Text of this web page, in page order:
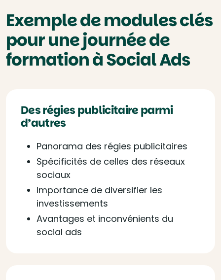
Exemple de modules clés
pour une journée de
formation à Social Ads
Des régies publicitaire parmi
d’autres
Panorama des régies publicitaires
Spécificités de celles des réseaux
sociaux
Importance de diversifier les
investissements
Avantages et inconvénients du
social ads